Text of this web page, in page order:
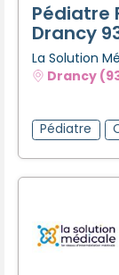
Pédiatre
Drancy
La Solution
Drancy
Pédiatre